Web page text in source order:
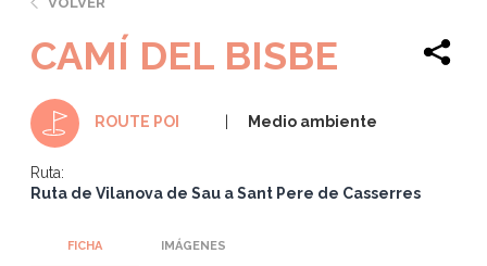
CAMÍ DEL BISBE
ROUTE POI Medio ambiente
Ruta:
Ruta de Vilanova de Sau a Sant Pere de Casserres
FICHA IMÁGENES